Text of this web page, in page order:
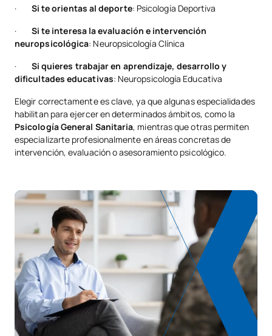
· Si te orientas al deporte: Psicología Deportiva
· Si te interesa la evaluación e intervención
neuropsicológica: Neuropsicología Clínica
· Si quieres trabajar en aprendizaje, desarrollo y
dificultades educativas: Neuropsicología Educativa
Elegir correctamente es clave, ya que algunas especialidades
habilitan para ejercer en determinados ámbitos, como la
Psicología General Sanitaria, mientras que otras permiten
especializarte profesionalmente en áreas concretas de
intervención, evaluación o asesoramiento psicológico.